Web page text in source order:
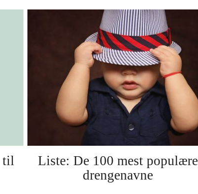
til
Liste: De 100 mest populære
drengenavne